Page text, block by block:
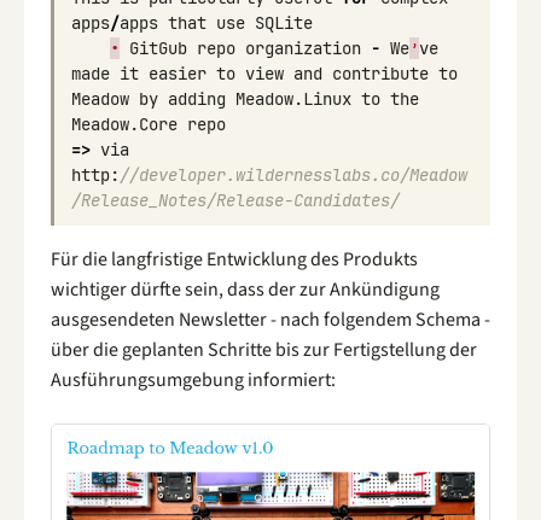
apps/apps that use SQLite
•
GitGub repo organization - We’ve
made it easier to view and contribute to
Meadow by adding Meadow.Linux to the
Meadow.Core repo
=> via
http://developer.wildernesslabs.co/Meadow
/Release_Notes/Release-Candidates/
Für die langfristige Entwicklung des Produkts
wichtiger dürfte sein, dass der zur Ankündigung
ausgesendeten Newsletter - nach folgendem Schema -
über die geplanten Schritte bis zur Fertigstellung der
Ausführungsumgebung informiert: